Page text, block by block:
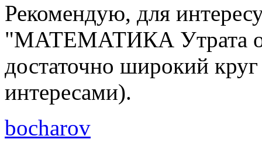
Рекомендую, для
"МАТЕМАТИКА Утрата
достаточно широкий
интересами).
bocharov